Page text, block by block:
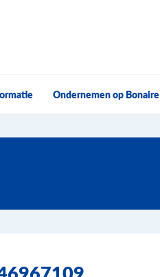
Ondernemen op Bonaire